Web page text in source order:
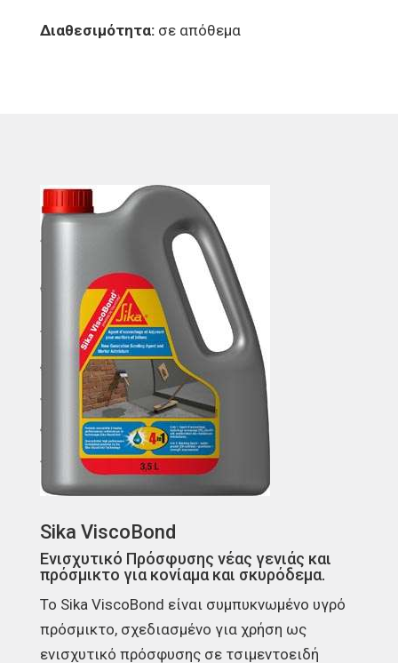
Διαθεσιμότητα:σε απόθεμα
Sika ViscoBond
Ενισχυτικό Πρόσφυσης νέας γενιάς και
πρόσμικτο για κονίαμα και σκυρόδεμα.
Το Sika ViscoBond είναι συμπυκνωμένο υγρό
πρόσμικτο, σχεδιασμένο για χρήση ως
ενισχυτικό πρόσφυσης σε τσιμεντοειδή